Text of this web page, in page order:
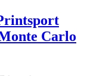
Carlo